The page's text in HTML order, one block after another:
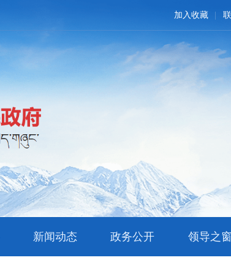
加入收藏
新闻动态 政务公开 领导之窗